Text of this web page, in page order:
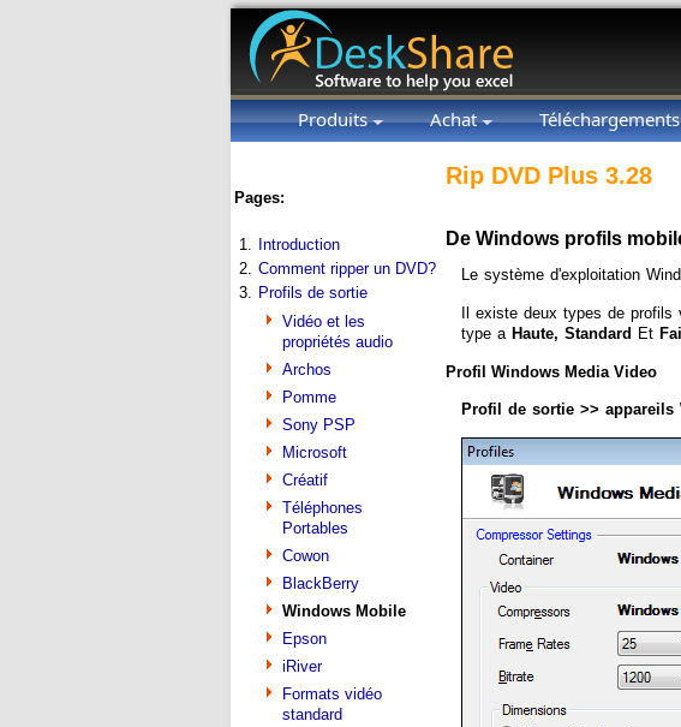
Produits Achat Téléchargements
Pages:
1.
Introduction
2. Comment ripper un DVD?
3. Profils de sortie
Vidéo et les
propriétés audio
Archos
Pomme
Sony PSP
Microsoft
Créatif
Téléphones
Portables
Cowon
BlackBerry
Windows Mobile
Epson
iRiver
Formats vidéo
standard
Rip DVD Plus 3.28
De Windows profils
Le système d'exploitation
Il existe deux types de profils
type a Haute, Standard Et
Profil Windows Media Video
Profil de sortie >> appareils